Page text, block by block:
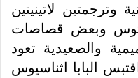
لاتينيتين
وبعض قصاصات
والصعيدية تعود
البابا اثناسيوس